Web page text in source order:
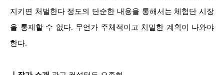
지키면 처벌한다 정도의 단순한 내용을 통해서는 체험단 시장
을 통제할 수 없다. 무언가 주체적이고 치밀한 계획이 나와야
한다.